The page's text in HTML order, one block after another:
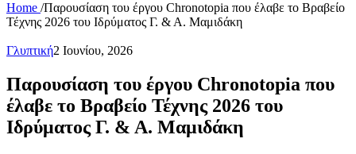
Home /Παρουσίαση του έργου Chronotopia που έλαβε το Βραβείο
Τέχνης 2026 του Ιδρύματος Γ. & Α. Μαμιδάκη
Γλυπτική2 Ιουνίου, 2026
Παρουσίαση του έργου Chronotopia που
έλαβε το Βραβείο Τέχνης 2026 του
Ιδρύματος Γ. & Α. Μαμιδάκη